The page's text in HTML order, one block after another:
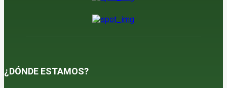
¿DÓNDE ESTAMOS?